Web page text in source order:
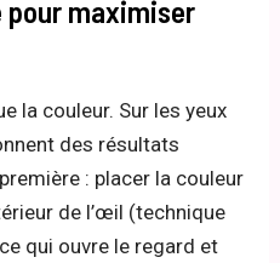
pour maximiser
la couleur. Sur les yeux
des résultats
: placer la couleur
de l’œil (technique
qui ouvre le regard et